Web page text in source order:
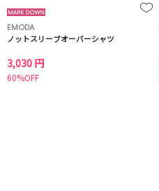
EMODA
ノットスリーブオーバーシャツ
3,030 円
60%OFF